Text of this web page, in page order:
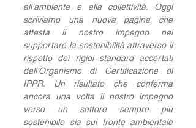
all’ambiente e alla collettività. Oggi
scriviamo una nuova pagina che
attesta il nostro impegno nel
supportare la sostenibilità attraverso il
rispetto dei rigidi standard accertati
dall’Organismo di Certificazione di
IPPR. Un risultato che conferma
ancora una volta il nostro impegno
verso un settore sempre più
sostenibile sia sul fronte ambientale